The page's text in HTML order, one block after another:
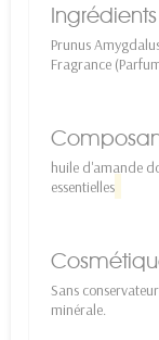
Ingrédients
Prunus
Fragrance
huile d'amande
essentielles
Sans
minérale.